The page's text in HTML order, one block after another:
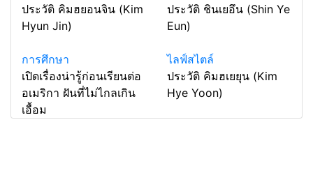
ประวัติ คิมฮยอนจิน (Kim
Hyun Jin)
ประวัติ ชินเยอึน (Shin Ye
Eun)
การศึกษา
เปิดเรื่องน่ารู้ก่อนเรียนต่อ
อเมริกา ฝันที่ไม่ไกลเกิน
เอื้อม
ไลฟ์สไตล์
ประวัติ คิมฮเยยุน (Kim
Hye Yoon)